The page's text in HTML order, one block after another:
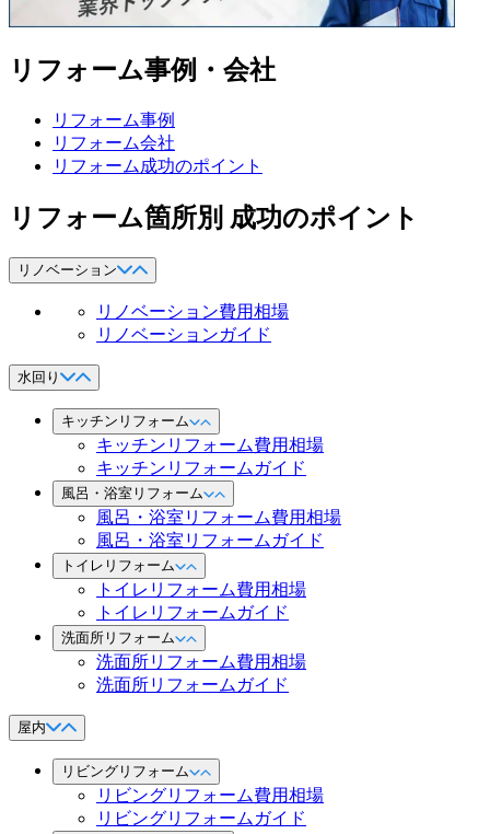
リフォーム事例・会社
リフォーム事例
リフォーム会社
リフォーム成功のポイント
リフォーム箇所別 成功のポイント
リノベーション
リノベーション費用相場
リノベーションガイド
水回り
キッチンリフォーム
キッチンリフォーム費用相場
キッチンリフォームガイド
風呂・浴室リフォーム
風呂・浴室リフォーム費用相場
風呂・浴室リフォームガイド
トイレリフォーム
トイレリフォーム費用相場
トイレリフォームガイド
洗面所リフォーム
洗面所リフォーム費用相場
洗面所リフォームガイド
屋内
リビングリフォーム
リビングリフォーム費用相場
リビングリフォームガイド